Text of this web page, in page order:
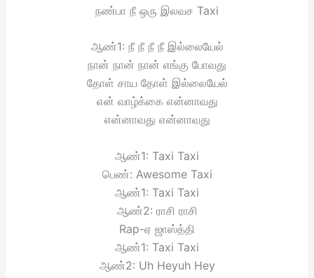
நண்பா நீ ஒரு இலவச Taxi
ஆண்1: நீ நீ நீ நீ இல்லையேல்
நான் நான் நான் எங்கு போவது
தோள் சாய தோள் இல்லையேல்
என் வாழ்க்கை என்னாவது
என்னாவது என்னாவது
ஆண்1: Taxi Taxi
பெண்: Awesome Taxi
ஆண்1: Taxi Taxi
ஆண்2: ராசி ராசி
Rap-ஏ ஜாஸ்த்தி
ஆண்1: Taxi Taxi
ஆண்2: Uh Heyuh Hey